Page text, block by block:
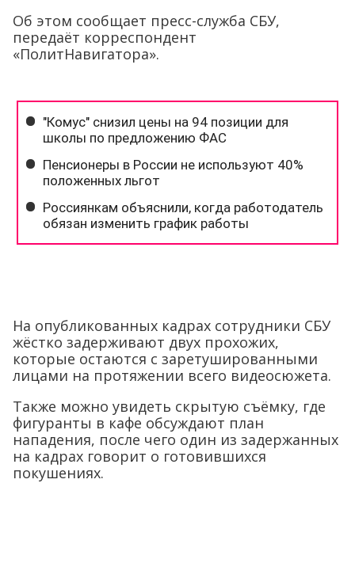
Об этом сообщает пресс-служба СБУ,
передаёт корреспондент
«ПолитНавигатора».
На опубликованных кадрах сотрудники СБУ
жёстко задерживают двух прохожих,
которые остаются с заретушированными
лицами на протяжении всего видеосюжета.
Также можно увидеть скрытую съёмку, где
фигуранты в кафе обсуждают план
нападения, после чего один из задержанных
на кадрах говорит о готовившихся
покушениях.